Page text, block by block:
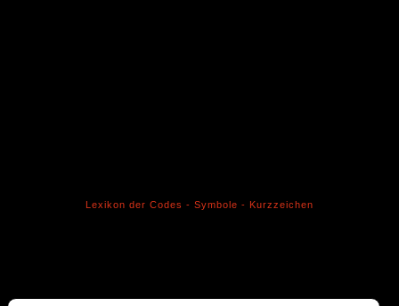
Lexikon der Codes - Symbole - Kurzzeichen